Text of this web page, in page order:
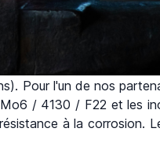
Pour l'un de nos
/ 4130 / F22 et les
à la corrosion.